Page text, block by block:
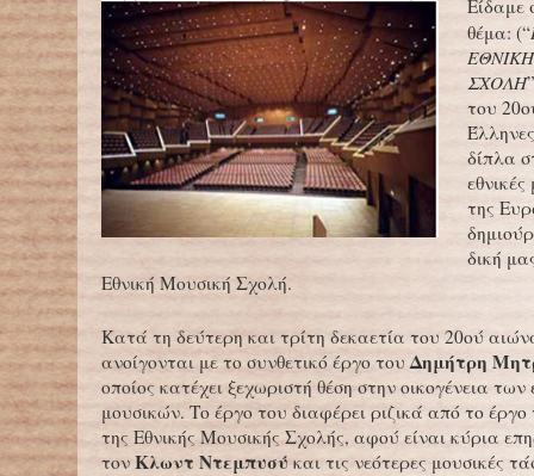
Είδαμε
θέμα: (“
ΣΧΟΛΗ
του
δίπλα
της
δική
Εθνική Μουσική Σχολή.
Κατά τη δεύτερη και τρίτη δεκαετία του 20ού
ανοίγονται με το συνθετικό έργο τουΔημήτρη
οποίος κατέχει ξεχωριστή θέση στην οικογένεια
μουσικών. Το έργο του διαφέρει ριζικά από το
της Εθνικής Μουσικής Σχολής, αφού είναι κύρια
τον Κλωντ Ντεμπυσύ και τις νεότερες μουσικές